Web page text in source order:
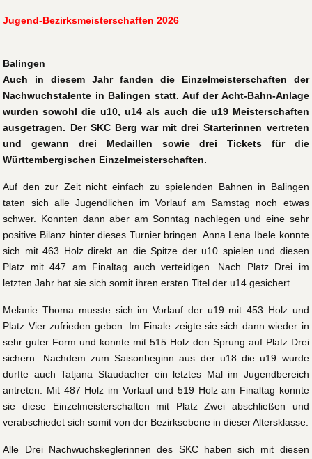
Jugend-Bezirksmeisterschaften 2026
Balingen
Auch in diesem Jahr fanden die Einzelmeisterschaften der
Nachwuchstalente in Balingen statt. Auf der Acht-Bahn-Anlage
wurden sowohl die u10, u14 als auch die u19 Meisterschaften
ausgetragen. Der SKC Berg war mit drei Starterinnen vertreten
und gewann drei Medaillen sowie drei Tickets für die
Württembergischen Einzelmeisterschaften.
Auf den zur Zeit nicht einfach zu spielenden Bahnen in Balingen
taten sich alle Jugendlichen im Vorlauf am Samstag noch etwas
schwer. Konnten dann aber am Sonntag nachlegen und eine sehr
positive Bilanz hinter dieses Turnier bringen. Anna Lena Ibele konnte
sich mit 463 Holz direkt an die Spitze der u10 spielen und diesen
Platz mit 447 am Finaltag auch verteidigen. Nach Platz Drei im
letzten Jahr hat sie sich somit ihren ersten Titel der u14 gesichert.
Melanie Thoma musste sich im Vorlauf der u19 mit 453 Holz und
Platz Vier zufrieden geben. Im Finale zeigte sie sich dann wieder in
sehr guter Form und konnte mit 515 Holz den Sprung auf Platz Drei
sichern. Nachdem zum Saisonbeginn aus der u18 die u19 wurde
durfte auch Tatjana Staudacher ein letztes Mal im Jugendbereich
antreten. Mit 487 Holz im Vorlauf und 519 Holz am Finaltag konnte
sie diese Einzelmeisterschaften mit Platz Zwei abschließen und
verabschiedet sich somit von der Bezirksebene in dieser Altersklasse.
Alle Drei Nachwuchskeglerinnen des SKC haben sich mit diesen